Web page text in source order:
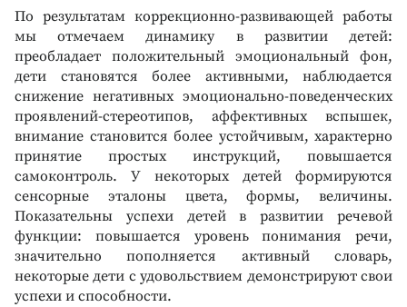
По результатам коррекционно-развивающей работы
мы отмечаем динамику в развитии детей:
преобладает положительный эмоциональный фон,
дети становятся более активными, наблюдается
снижение негативных эмоционально-поведенческих
проявлений-стереотипов, аффективных вспышек,
внимание становится более устойчивым, характерно
принятие простых инструкций, повышается
самоконтроль. У некоторых детей формируются
сенсорные эталоны цвета, формы, величины.
Показательны успехи детей в развитии речевой
функции: повышается уровень понимания речи,
значительно пополняется активный словарь,
некоторые дети с удовольствием демонстрируют свои
успехи и способности.